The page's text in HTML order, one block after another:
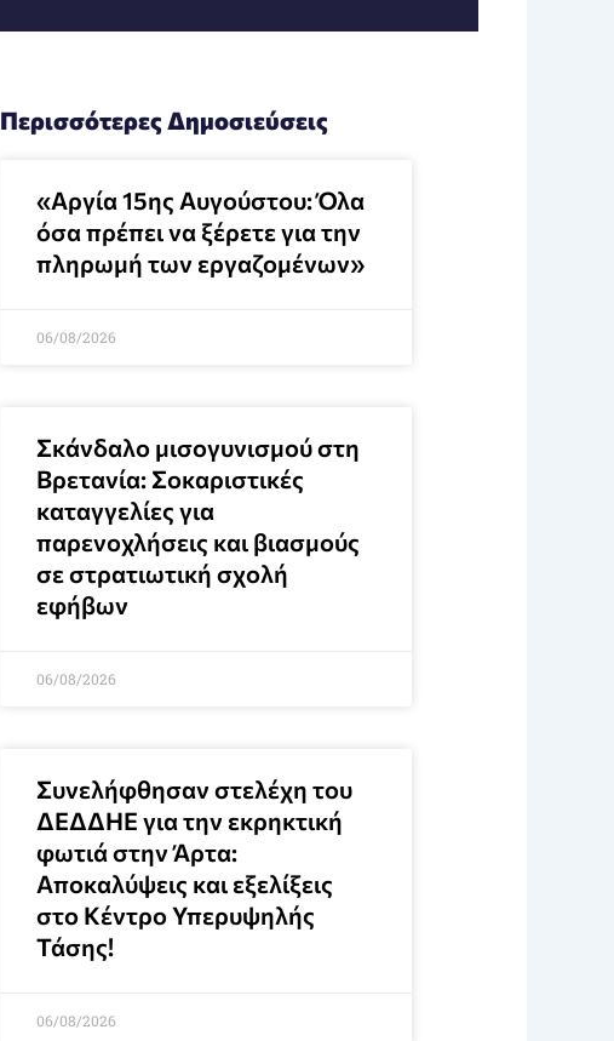
Περισσότερες Δημοσιεύσεις
«Αργία 15ης Αυγούστου: Όλα
όσα πρέπει να ξέρετε για την
πληρωμή των εργαζομένων»
06/08/2026
Σκάνδαλο μισογυνισμού στη
Βρετανία: Σοκαριστικές
καταγγελίες για
παρενοχλήσεις και βιασμούς
σε στρατιωτική σχολή
εφήβων
06/08/2026
Συνελήφθησαν στελέχη του
ΔΕΔΔΗΕ για την εκρηκτική
φωτιά στην Άρτα:
Αποκαλύψεις και εξελίξεις
στο Κέντρο Υπερυψηλής
Τάσης!
06/08/2026